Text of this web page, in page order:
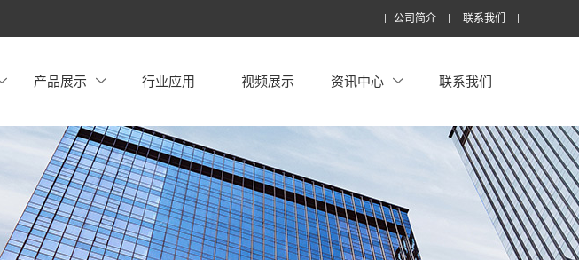
公司简介 联系我们
产品展示 行业应用 视频展示 资讯中心 联系我们